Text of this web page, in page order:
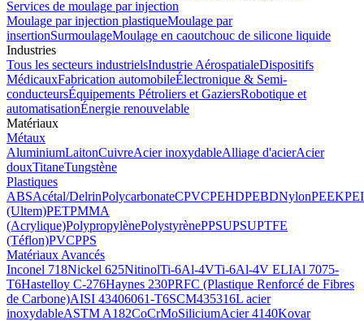
Services de moulage par injection
Moulage par injection plastiqueMoulage par
insertionSurmoulageMoulage en caoutchouc de silicone liquide
Industries
Tous les secteurs industrielsIndustrie AérospatialeDispositifs
MédicauxFabrication automobileÉlectronique & Semi-
conducteursÉquipements Pétroliers et GaziersRobotique et
automatisationÉnergie renouvelable
Matériaux
Métaux
AluminiumLaitonCuivreAcier inoxydableAlliage d'acierAcier
douxTitaneTungstène
Plastiques
ABSAcétal/DelrinPolycarbonateCPVCPEHDPEBDNylonPEEKPEI
(Ultem)PETPMMA
(Acrylique)PolypropylènePolystyrènePPSUPSUPTFE
(Téflon)PVCPPS
Matériaux Avancés
Inconel 718Nickel 625NitinolTi-6Al-4VTi-6Al-4V ELIAl 7075-
T6Hastelloy C-276Haynes 230PRFC (Plastique Renforcé de Fibres
de Carbone)AISI 43406061-T6SCM435316L acier
inoxydableASTM A182CoCrMoSiliciumAcier 4140Kovar